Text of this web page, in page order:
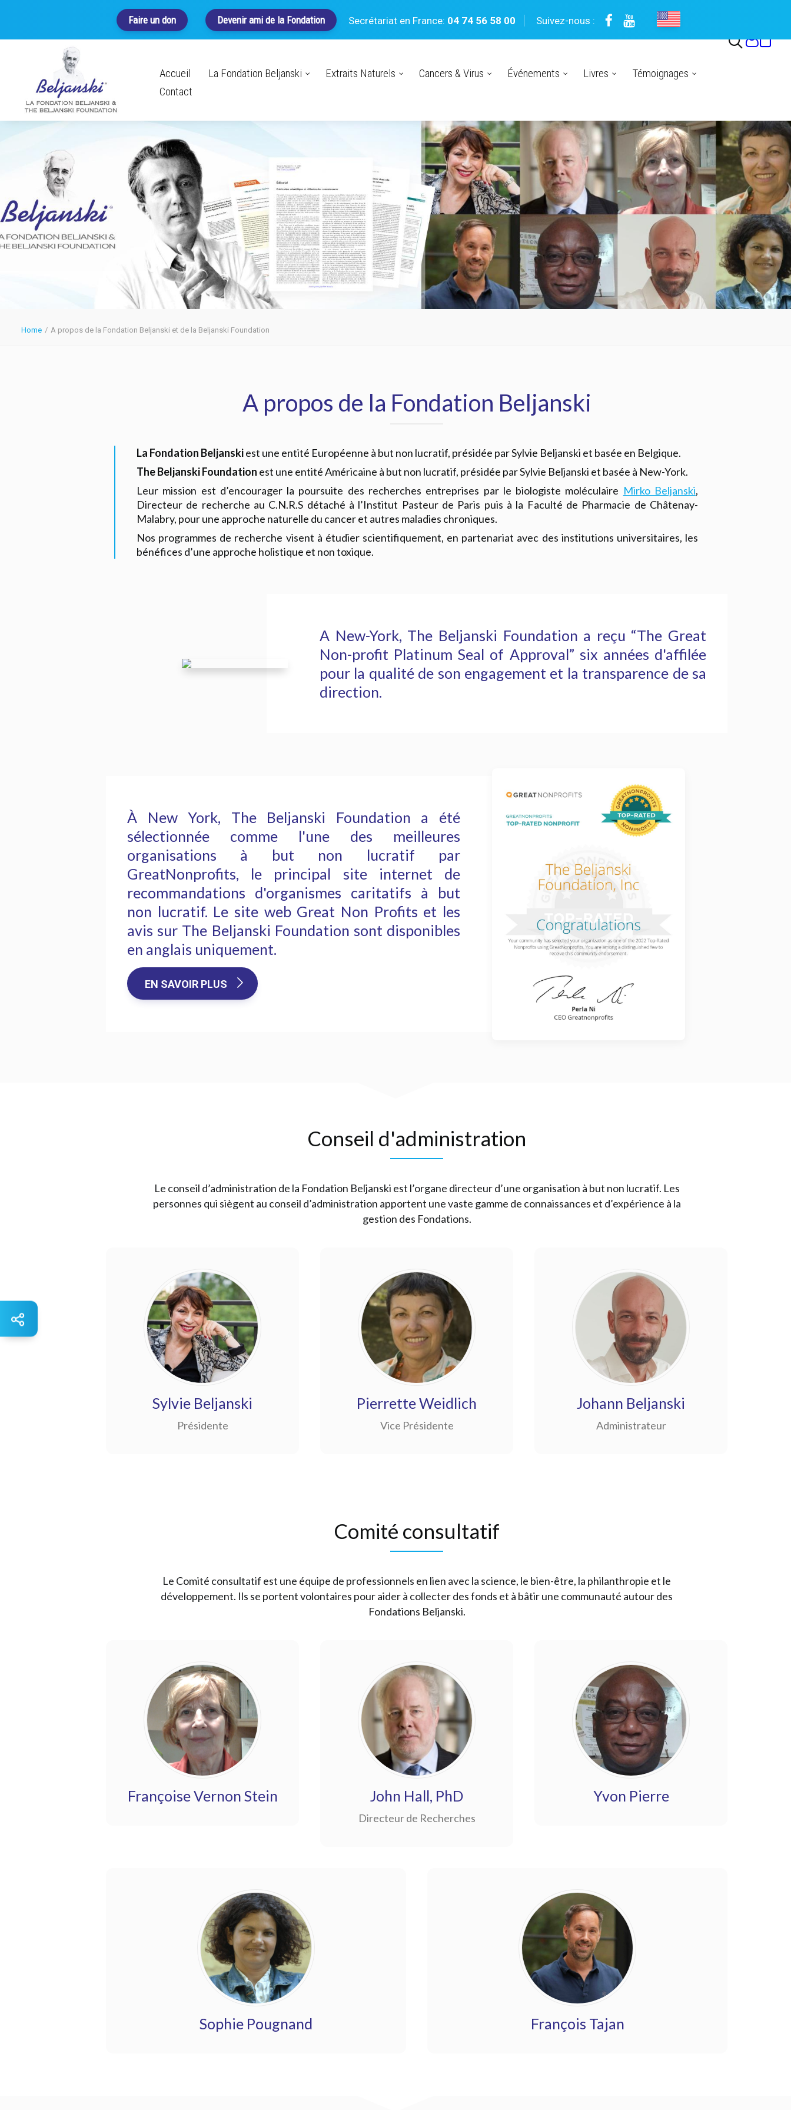
Secrétariat en France: 04 74 56 58 00 Suivez-nous :
Faire un don Devenir ami de la Fondation
Accueil La Fondation Beljanski Extraits Naturels Cancers & Virus Événements Livres
Témoignages
Contact
Home A propos de la Fondation Beljanski et de la Beljanski Foundation
A propos de la Fondation Beljanski
La Fondation Beljanskiest une entité Européenne à but non lucratif, présidée par Sylvie Beljanski et basée en Belgique.
The Beljanski Foundation est une entité Américaine à but non lucratif, présidée par Sylvie Beljanski et basée à New-York.
Leur mission est d’encourager la poursuite des recherches entreprises par le biologiste moléculaire Mirko Beljanski,
Directeur de recherche au C.N.R.S détaché à l’Institut Pasteur de Paris puis à la Faculté de Pharmacie de Châtenay-
Malabry, pour une approche naturelle du cancer et autres maladies chroniques.
Nos programmes de recherche visent à étudier scientifiquement, en partenariat avec des institutions universitaires, les
bénéfices d’une approche holistique et non toxique.
A New-York, The Beljanski Foundation a reçu “The Great
Non-profit Platinum Seal of Approval” six années d'affilée
pour la qualité de son engagement et la transparence de sa
direction.
À New York, The Beljanski Foundation a été
sélectionnée comme l'une des meilleures
organisations à but non lucratif par
GreatNonprofits, le principal site internet de
recommandations d'organismes caritatifs à but
non lucratif. Le site web Great Non Profits et les
avis sur The Beljanski Foundation sont disponibles
en anglais uniquement.
EN SAVOIR PLUS
Conseil d'administration
Le conseil d’administration de la Fondation Beljanski est l’organe directeur d’une organisation à but non lucratif. Les
personnes qui siègent au conseil d’administration apportent une vaste gamme de connaissances et d’expérience à la
gestion des Fondations.
Sylvie Beljanski
Présidente
Pierrette Weidlich
Vice Présidente
Johann Beljanski
Administrateur
Comité consultatif
Le Comité consultatif est une équipe de professionnels en lien avec la science, le bien-être, la philanthropie et le
développement. Ils se portent volontaires pour aider à collecter des fonds et à bâtir une communauté autour des
Fondations Beljanski.
Françoise Vernon Stein John Hall, PhD
Directeur de Recherches
Yvon Pierre
Sophie Pougnand François Tajan